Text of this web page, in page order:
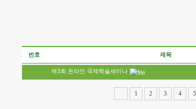
번호 제목
제3회 온라인 국제학술세미나
1 2 3 4 5